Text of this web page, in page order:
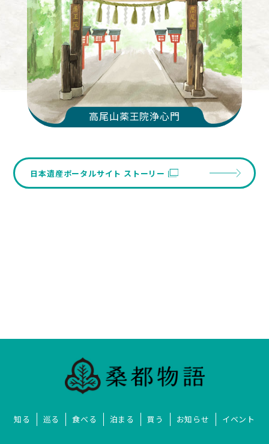
高尾山薬王院浄心門
日本遺産ポータルサイト ストーリー
知る 巡る 食べる 泊まる 買う お知らせ イベント